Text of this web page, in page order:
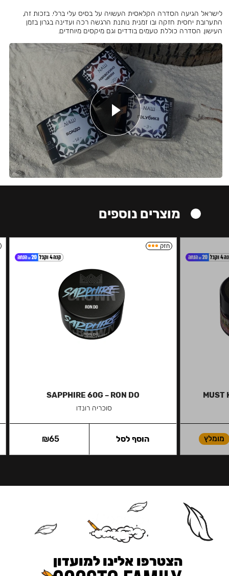
לישראל הגיעה הסדרה הקלאסית העשויה על בסיס עלי ברלי. בזכות זה,
התערובת יחסית חזקה ובו זמנית נותנת הרגשה רכה ועדינה בגרון בזמן
העישון. הסדרה כוללת טעמים בודדים וגם מיקסים מיוחדים.
מוצרים נוספים
MUST
מומלץ
חזק
SAPPHIRE 60G – RON DO
סוכריה רונדו
₪65 הוסף לסל
הצטרפו אלינו למועדון